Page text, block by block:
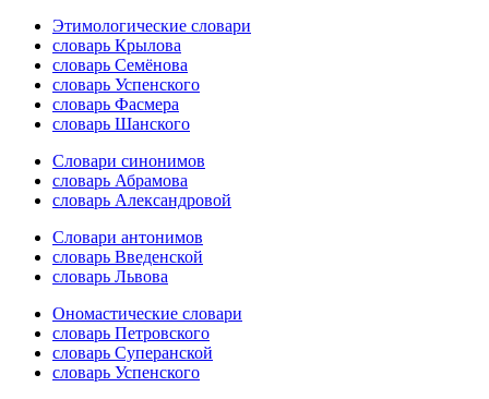
Этимологические словари
словарь Крылова
словарь Семёнова
словарь Успенского
словарь Фасмера
словарь Шанского
Словари синонимов
словарь Абрамова
словарь Александровой
Словари антонимов
словарь Введенской
словарь Львова
Ономастические словари
словарь Петровского
словарь Суперанской
словарь Успенского